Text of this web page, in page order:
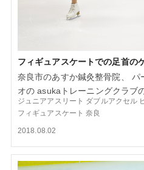
フィギュアスケートでの足首の
奈良市のあすか鍼灸整骨院、
オの asukaトレーニングクラブ
ジュニアアスリート ダブルアクセル
フィギュアスケート 奈良
2018.08.02